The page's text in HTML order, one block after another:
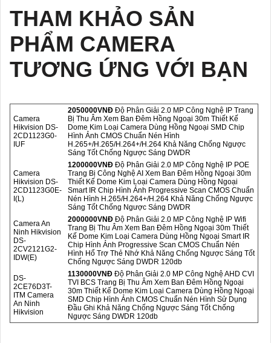
THAM KHẢO SẢN
PHẨM CAMERA
TƯƠNG ỨNG VỚI BẠN
Camera
Hikvision DS-
2CD1123G0-
IUF
2050000VNÐ Độ Phân Giải 2.0 MP Công Nghệ IP Trang
Bị Thu Âm Xem Ban Đêm Hồng Ngoại 30m Thiết Kế
Dome Kim Loại Camera Dùng Hồng Ngoại SMD Chip
Hình Ảnh CMOS Chuẩn Nén Hình
H.265+/H.265/H.264+/H.264 Khả Năng Chống Ngược
Sáng Tốt Chống Ngược Sáng DWDR
Camera
Hikvision DS-
2CD1123G0E-
I(L)
1200000VNÐ Độ Phân Giải 2.0 MP Công Nghệ IP POE
Trang Bị Công Nghệ AI Xem Ban Đêm Hồng Ngoại 30m
Thiết Kế Dome Kim Loại Camera Dùng Hồng Ngoại
Smart IR Chip Hình Ảnh Progressive Scan CMOS Chuẩn
Nén Hình H.265/H.264+/H.264 Khả Năng Chống Ngược
Sáng Tốt Chống Ngược Sáng DWDR
Camera An
Ninh Hikvision
DS-
2CV2121G2-
IDW(E)
2000000VNÐ Độ Phân Giải 2.0 MP Công Nghệ IP Wifi
Trang Bị Thu Âm Xem Ban Đêm Hồng Ngoại 30m Thiết
Kế Dome Kim Loại Camera Dùng Hồng Ngoại Smart IR
Chip Hình Ảnh Progressive Scan CMOS Chuẩn Nén
Hình Hổ Trợ Thẻ Nhớ Khả Năng Chống Ngược Sáng Tốt
Chống Ngược Sáng DWDR 120db
DS-
2CE76D3T-
ITM Camera
An Ninh
Hikvision
1130000VNÐ Độ Phân Giải 2.0 MP Công Nghệ AHD CVI
TVI BCS Trang Bị Thu Âm Xem Ban Đêm Hồng Ngoại
30m Thiết Kế Dome Kim Loại Camera Dùng Hồng Ngoại
SMD Chip Hình Ảnh CMOS Chuẩn Nén Hình Sử Dụng
Đầu Ghi Khả Năng Chống Ngược Sáng Tốt Chống
Ngược Sáng DWDR 120db